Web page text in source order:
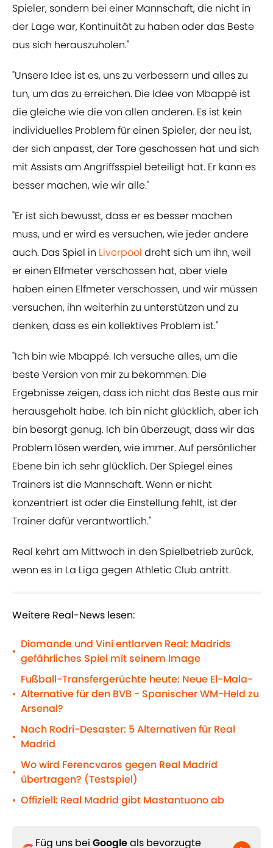
Spieler, sondern bei einer Mannschaft, die nicht in
der Lage war, Kontinuität zu haben oder das Beste
aus sich herauszuholen."
"Unsere Idee ist es, uns zu verbessern und alles zu
tun, um das zu erreichen. Die Idee von Mbappé ist
die gleiche wie die von allen anderen. Es ist kein
individuelles Problem für einen Spieler, der neu ist,
der sich anpasst, der Tore geschossen hat und sich
mit Assists am Angriffsspiel beteiligt hat. Er kann es
besser machen, wie wir alle."
"Er ist sich bewusst, dass er es besser machen
muss, und er wird es versuchen, wie jeder andere
auch. Das Spiel in Liverpool dreht sich um ihn, weil
er einen Elfmeter verschossen hat, aber viele
haben einen Elfmeter verschossen, und wir müssen
versuchen, ihn weiterhin zu unterstützen und zu
denken, dass es ein kollektives Problem ist."
"Ich bin wie Mbappé. Ich versuche alles, um die
beste Version von mir zu bekommen. Die
Ergebnisse zeigen, dass ich nicht das Beste aus mir
herausgeholt habe. Ich bin nicht glücklich, aber ich
bin besorgt genug. Ich bin überzeugt, dass wir das
Problem lösen werden, wie immer. Auf persönlicher
Ebene bin ich sehr glücklich. Der Spiegel eines
Trainers ist die Mannschaft. Wenn er nicht
konzentriert ist oder die Einstellung fehlt, ist der
Trainer dafür verantwortlich."
Real kehrt am Mittwoch in den Spielbetrieb zurück,
wenn es in La Liga gegen Athletic Club antritt.
Weitere Real-News lesen:
•
Diomande und Vini entlarven Real: Madrids
gefährliches Spiel mit seinem Image
•
Fußball-Transfergerüchte heute: Neue El-Mala-
Alternative für den BVB - Spanischer WM-Held zu
Arsenal?
•
Nach Rodri-Desaster: 5 Alternativen für Real
Madrid
•
Wo wird Ferencvaros gegen Real Madrid
übertragen? (Testspiel)
• Offiziell: Real Madrid gibt Mastantuono ab
Füg uns bei Googleals bevorzugte